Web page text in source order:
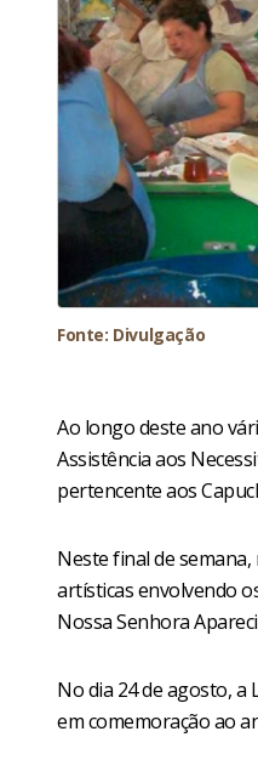
Fonte: Divulgação
Ao longo deste ano
Assistência aos
pertencente aos
Neste final de
artísticas envolvendo
Nossa Senhora
No dia 24 de agosto, a
em comemoração ao